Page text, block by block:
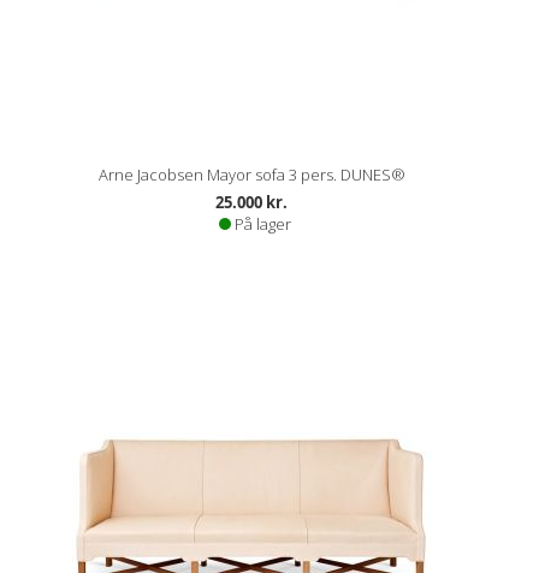
Arne Jacobsen Mayor sofa 3 pers. DUNES®
25.000 kr.
På lager